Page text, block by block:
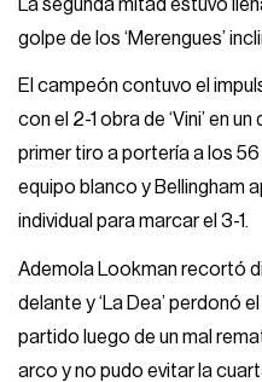
La segunda mitad estuvo
golpe de los ‘Merengues’
El campeón contuvo el
con el 2-1 obra de ‘Vini’ en
primer tiro a portería a los 56
equipo blanco y Bellingham
individual para marcar el 3-1.
Ademola Lookman recortó
delante y ‘La Dea’ perdonó
partido luego de un mal
arco y no pudo evitar la